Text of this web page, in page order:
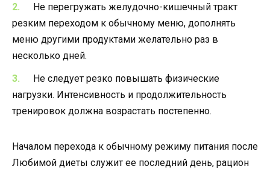
Не перегружать желудочно-кишечный тракт
резким переходом к обычному меню, дополнять
меню другими продуктами желательно раз в
несколько дней.
Не следует резко повышать физические
нагрузки. Интенсивность и продолжительность
тренировок должна возрастать постепенно.
Началом перехода к обычному режиму питания после
Любимой диеты служит ее последний день, рацион